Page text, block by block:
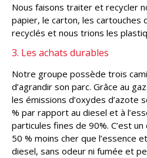
Nous faisons traiter et recycler
papier, le carton, les cartouches
recyclés et nous trions les
3. Les achats durables
Notre groupe possède trois
d’agrandir son parc. Grâce au
les émissions d’oxydes d’azote
% par rapport au diesel et à
particules fines de 90%. C’est
50 % moins cher que l’essence
diesel, sans odeur ni fumée et